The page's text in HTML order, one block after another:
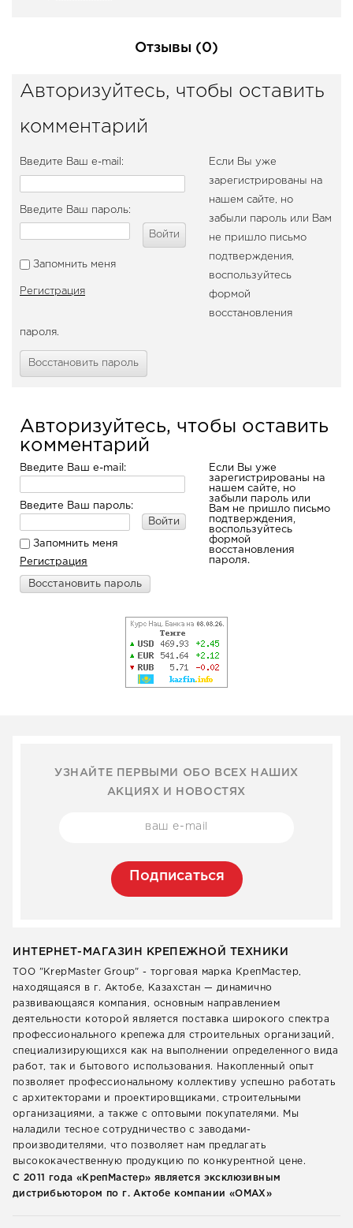
Отзывы (0)
Авторизуйтесь, чтобы оставить
комментарий
Введите Ваш e-mail:
Введите Ваш пароль:
Войти
Запомнить меня
Регистрация
Если Вы уже
зарегистрированы на
нашем сайте, но
забыли пароль или Вам
не пришло письмо
подтверждения,
воспользуйтесь
формой
восстановления
пароля.
Восстановить пароль
Авторизуйтесь, чтобы оставить
комментарий
Введите Ваш e-mail:
Введите Ваш пароль:
Войти
Запомнить меня
Регистрация
Если Вы уже
зарегистрированы на
нашем сайте, но
забыли пароль или
Вам не пришло письмо
подтверждения,
воспользуйтесь
формой
восстановления
пароля.
Восстановить пароль
УЗНАЙТЕ ПЕРВЫМИ ОБО ВСЕХ НАШИХ
АКЦИЯХ И НОВОСТЯХ
Подписаться
ИНТЕРНЕТ-МАГАЗИН КРЕПЕЖНОЙ ТЕХНИКИ
ТОО "KrepMaster Group" - торговая марка КрепМастер,
находящаяся в г. Актобе, Казахстан — динамично
развивающаяся компания, основным направлением
деятельности которой является поставка широкого спектра
профессионального крепежа для строительных организаций,
специализирующихся как на выполнении определенного вида
работ, так и бытового использования. Накопленный опыт
позволяет профессиональному коллективу успешно работать
с архитекторами и проектировщиками, строительными
организациями, а также с оптовыми покупателями. Мы
наладили тесное сотрудничество с заводами-
производителями, что позволяет нам предлагать
высококачественную продукцию по конкурентной цене.
С 2011 года «КрепМастер» является эксклюзивным
дистрибьютором по г. Актобе компании «ОМАХ»